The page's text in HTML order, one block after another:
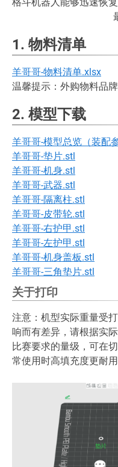
格斗机器人能够迅速恢
1. 物料清单
羊哥哥-物料清单.xlsx
温馨提示：外购物料品
2. 模型下载
羊哥哥-模型总览（装配
羊哥哥-垫片.stl
羊哥哥-机身.stl
羊哥哥-武器.stl
羊哥哥-隔离柱.stl
羊哥哥-皮带轮.stl
羊哥哥-右护甲.stl
羊哥哥-左护甲.stl
羊哥哥-机身盖板.stl
羊哥哥-三角垫片.stl
关于打印
注意：机型实际重量受
响而有差异，请根据实
比赛要求的量级，可在
常使用时高填充度更耐用